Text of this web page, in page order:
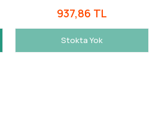
937,86 TL
Stokta Yok